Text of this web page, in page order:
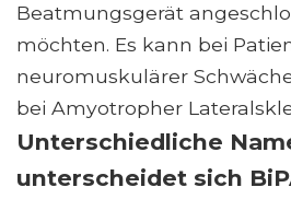
Beatmungsgerät
möchten. Es kann bei
neuromuskulärer
bei Amyotropher
Unterschiedliche
unterscheidet sich